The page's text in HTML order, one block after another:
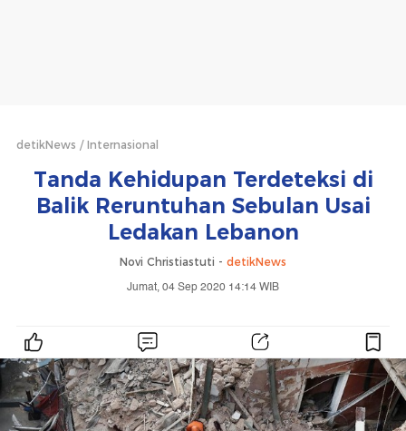
detikNews Internasional
Tanda Kehidupan Terdeteksi di
Balik Reruntuhan Sebulan Usai
Ledakan Lebanon
Novi Christiastuti - detikNews
Jumat, 04 Sep 2020 14:14 WIB